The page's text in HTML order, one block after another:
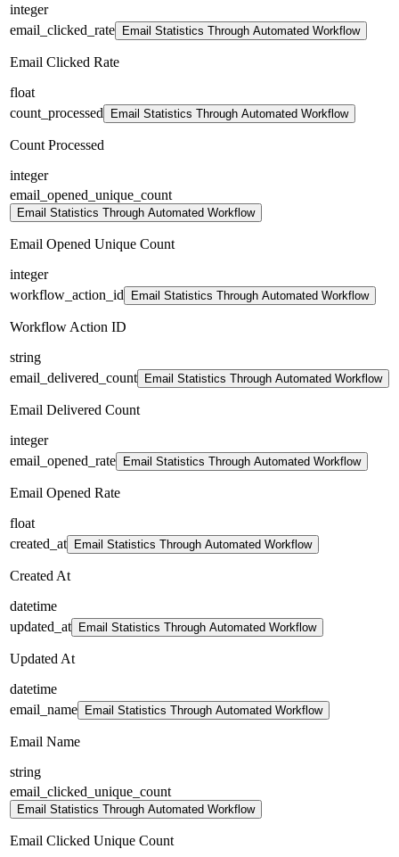
integer
email_clicked_rate
Email Statistics Through Automated Workflow
Email Clicked Rate
float
count_processed
Email Statistics Through Automated Workflow
Count Processed
integer
email_opened_unique_count
Email Statistics Through Automated Workflow
Email Opened Unique Count
integer
workflow_action_id
Email Statistics Through Automated Workflow
Workflow Action ID
string
email_delivered_count
Email Statistics Through Automated Workflow
Email Delivered Count
integer
email_opened_rate
Email Statistics Through Automated Workflow
Email Opened Rate
float
created_at
Email Statistics Through Automated Workflow
Created At
datetime
updated_at
Email Statistics Through Automated Workflow
Updated At
datetime
email_name
Email Statistics Through Automated Workflow
Email Name
string
email_clicked_unique_count
Email Statistics Through Automated Workflow
Email Clicked Unique Count